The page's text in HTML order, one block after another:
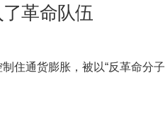
革命队伍
住通货膨胀，被以“反革命分子